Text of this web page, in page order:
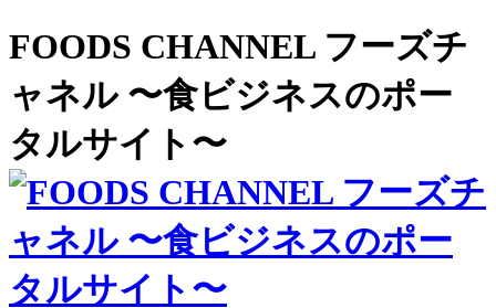
FOODS CHANNEL フーズチ
ャネル 〜食ビジネスのポー
タルサイト〜